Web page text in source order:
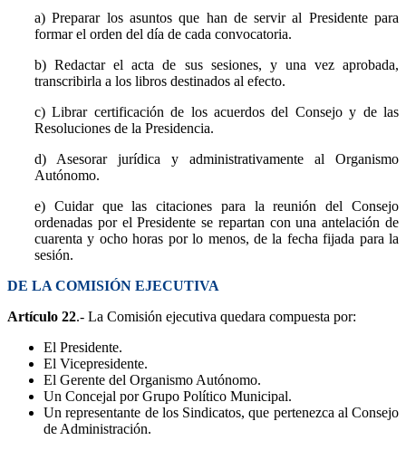
a) Preparar los asuntos que han de servir al Presidente para
formar el orden del día de cada convocatoria.
b) Redactar el acta de sus sesiones, y una vez aprobada,
transcribirla a los libros destinados al efecto.
c) Librar certificación de los acuerdos del Consejo y de las
Resoluciones de la Presidencia.
d) Asesorar jurídica y administrativamente al Organismo
Autónomo.
e) Cuidar que las citaciones para la reunión del Consejo
ordenadas por el Presidente se repartan con una antelación de
cuarenta y ocho horas por lo menos, de la fecha fijada para la
sesión.
DE LA COMISIÓN EJECUTIVA
Artículo 22.- La Comisión ejecutiva quedara compuesta por:
El Presidente.
El Vicepresidente.
El Gerente del Organismo Autónomo.
Un Concejal por Grupo Político Municipal.
Un representante de los Sindicatos, que pertenezca al Consejo
de Administración.